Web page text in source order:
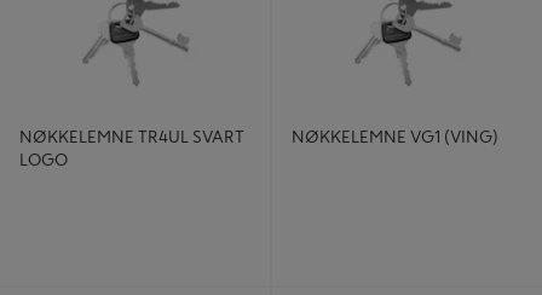
NØKKELEMNE TR4UL SVART
LOGO
NØKKELEMNE VG1 (VING)